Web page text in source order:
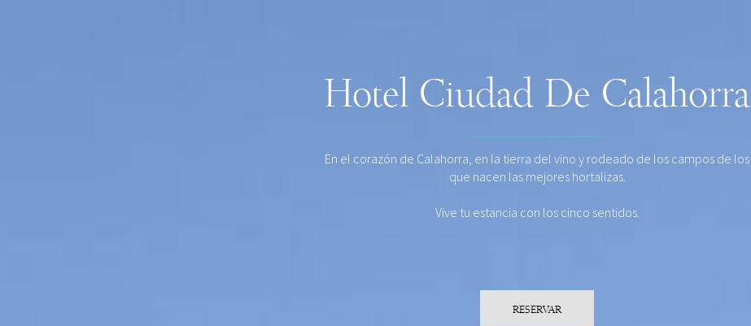
Hotel Ciudad De Calahorra
En el corazón de Calahorra, en la tierra del vino y rodeado de los campos de los
que nacen las mejores hortalizas.
Vive tu estancia con los cinco sentidos.
RESERVAR